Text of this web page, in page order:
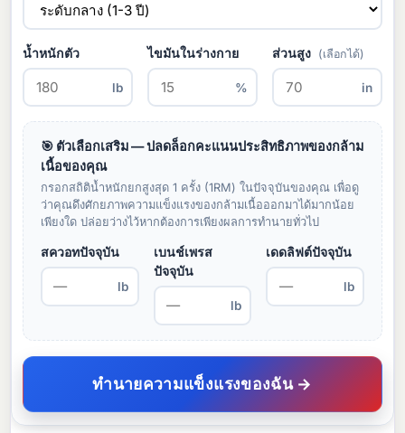
น้ำหนักตัว
lb
ไขมันในร่างกาย
%
ส่วนสูง (เลือกได้)
in
🎯 ตัวเลือกเสริม — ปลดล็อกคะแนนประสิทธิภาพของกล้าม
เนื้อของคุณ
กรอกสถิติน้ำหนักยกสูงสุด 1 ครั้ง (1RM) ในปัจจุบันของคุณ เพื่อดู
ว่าคุณดึงศักยภาพความแข็งแรงของกล้ามเนื้อออกมาได้มากน้อย
เพียงใด ปล่อยว่างไว้หากต้องการเพียงผลการทำนายทั่วไป
สควอทปัจจุบัน
lb
เบนช์เพรส
ปัจจุบัน
lb
เดดลิฟต์ปัจจุบัน
lb
ทำนายความแข็งแรงของฉัน →